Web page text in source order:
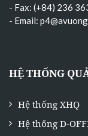
- Fax: (+84) 236
- Email:
HỆ THỐNG
Hệ thống XHQ
Hệ thống D-